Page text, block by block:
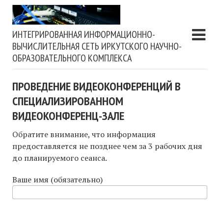
ИНТЕГРИРОВАННАЯ ИНФОРМАЦИОННО-
ВЫЧИСЛИТЕЛЬНАЯ СЕТЬ ИРКУТСКОГО НАУЧНО-
ОБРАЗОВАТЕЛЬНОГО КОМПЛЕКСА
ПРОВЕДЕНИЕ ВИДЕОКОНФЕРЕНЦИЙ В
СПЕЦИАЛИЗИРОВАННОМ
ВИДЕОКОНФЕРЕНЦ-ЗАЛЕ
Обратите внимание, что информация
предоставляется не позднее чем за 3 рабочих дня
до планируемого сеанса.
Ваше имя (обязательно)